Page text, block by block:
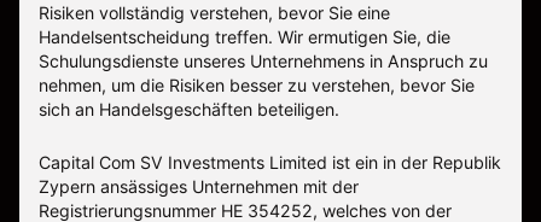
Risiken vollständig verstehen, bevor Sie eine
Handelsentscheidung treffen. Wir ermutigen Sie, die
Schulungsdienste unseres Unternehmens in Anspruch zu
nehmen, um die Risiken besser zu verstehen, bevor Sie
sich an Handelsgeschäften beteiligen.
Capital Com SV Investments Limited ist ein in der Republik
Zypern ansässiges Unternehmen mit der
Registrierungsnummer HE 354252, welches von der